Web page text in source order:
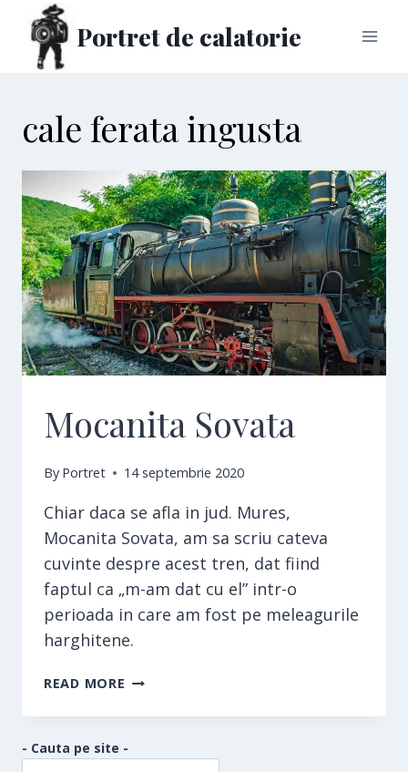
content
Portret de calatorie
cale ferata ingusta
Mocanita Sovata
By Portret 14 septembrie 2020
Chiar daca se afla in jud. Mures,
Mocanita Sovata, am sa scriu cateva
cuvinte despre acest tren, dat fiind
faptul ca „m-am dat cu el” intr-o
perioada in care am fost pe meleagurile
harghitene.
READ MORE MOCANITA
- Cauta pe site -